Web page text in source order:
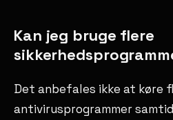
Kan jeg bruge flere
Det anbefales ikke at køre
antivirusprogrammer